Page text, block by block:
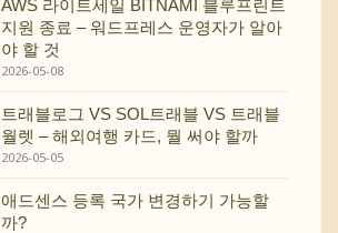
AWS 라이트세일 BITNAMI 블루프린트
지원 종료 – 워드프레스 운영자가 알아
야 할 것
2026-05-08
트래블로그 VS SOL트래블 VS 트래블
월렛 – 해외여행 카드, 뭘 써야 할까
2026-05-05
애드센스 등록 국가 변경하기 가능할
까?